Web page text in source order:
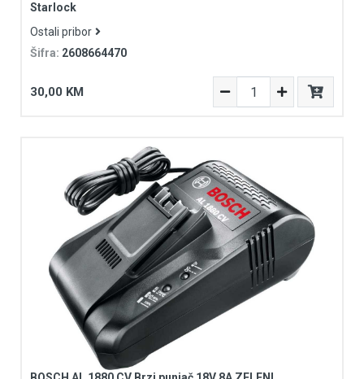
Starlock
Ostali pribor
Šifra: 2608664470
30,00 KM